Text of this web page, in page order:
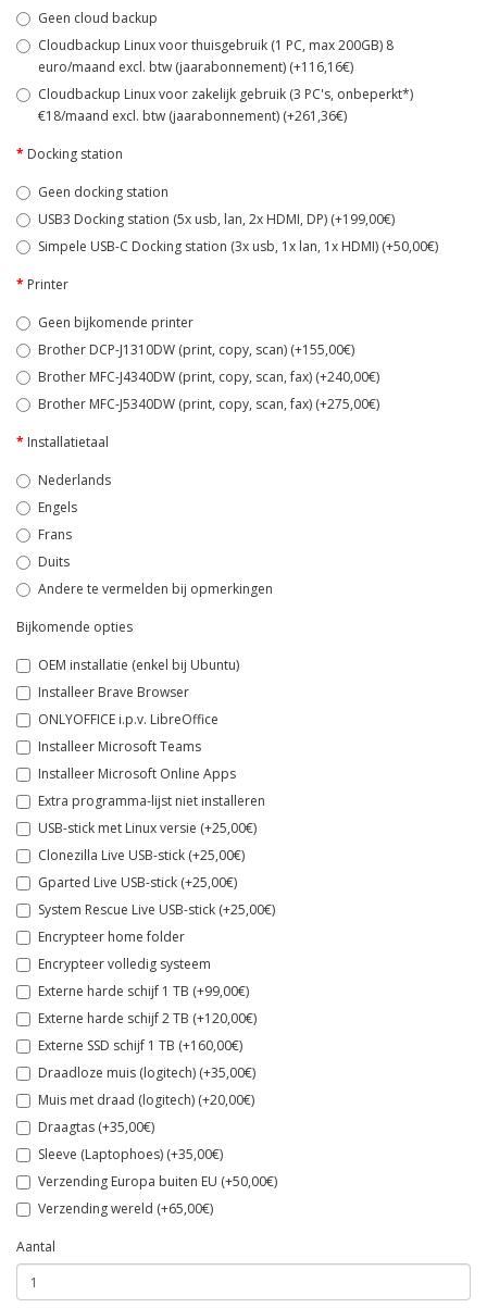
Geen cloud backup
Cloudbackup Linux voor thuisgebruik (1 PC, max 200GB) 8
euro/maand excl. btw (jaarabonnement) (+116,16€)
Cloudbackup Linux voor zakelijk gebruik (3 PC's, onbeperkt*)
€18/maand excl. btw (jaarabonnement) (+261,36€)
Docking station
Geen docking station
USB3 Docking station (5x usb, lan, 2x HDMI, DP) (+199,00€)
Simpele USB-C Docking station (3x usb, 1x lan, 1x HDMI) (+50,00€)
Printer
Geen bijkomende printer
Brother DCP-J1310DW (print, copy, scan) (+155,00€)
Brother MFC-J4340DW (print, copy, scan, fax) (+240,00€)
Brother MFC-J5340DW (print, copy, scan, fax) (+275,00€)
Installatietaal
Nederlands
Engels
Frans
Duits
Andere te vermelden bij opmerkingen
Bijkomende opties
OEM installatie (enkel bij Ubuntu)
Installeer Brave Browser
ONLYOFFICE i.p.v. LibreOffice
Installeer Microsoft Teams
Installeer Microsoft Online Apps
Extra programma-lijst niet installeren
USB-stick met Linux versie (+25,00€)
Clonezilla Live USB-stick (+25,00€)
Gparted Live USB-stick (+25,00€)
System Rescue Live USB-stick (+25,00€)
Encrypteer home folder
Encrypteer volledig systeem
Externe harde schijf 1 TB (+99,00€)
Externe harde schijf 2 TB (+120,00€)
Externe SSD schijf 1 TB (+160,00€)
Draadloze muis (logitech) (+35,00€)
Muis met draad (logitech) (+20,00€)
Draagtas (+35,00€)
Sleeve (Laptophoes) (+35,00€)
Verzending Europa buiten EU (+50,00€)
Verzending wereld (+65,00€)
Aantal